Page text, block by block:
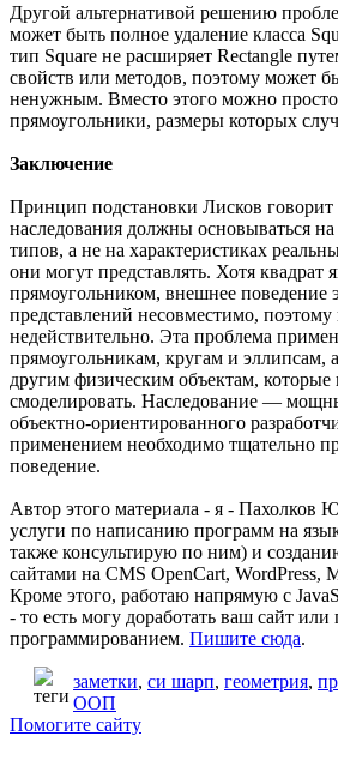
Другой альтернативой решению
может быть полное удаление класса
тип Square не расширяет Rectangle
свойств или методов, поэтому может
ненужным. Вместо этого можно просто
прямоугольники, размеры которых
Заключение
Принцип подстановки Лисков
наследования должны основываться
типов, а не на характеристиках
они могут представлять. Хотя квадрат
прямоугольником, внешнее поведение
представлений несовместимо, поэтому
недействительно. Эта проблема
прямоугольникам, кругам и эллипсам,
другим физическим объектам, которые
смоделировать. Наследование —
объектно-ориентированного
применением необходимо тщательно
поведение.
Автор этого материала - я - Пахолков
услуги по написанию программ на
также консультирую по ним) и
сайтами на CMS OpenCart,
Кроме этого, работаю напрямую с
- то есть могу доработать ваш сайт или
программированием. Пишите сюда.
заметки, си шарп, геометрия,
ООП
Помогите сайту